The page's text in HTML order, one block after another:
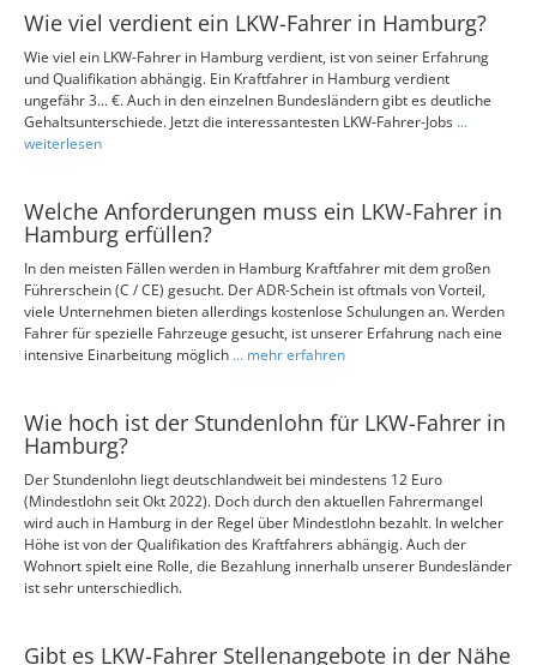
Wie viel verdient ein LKW-Fahrer in Hamburg?
Wie viel ein LKW-Fahrer in Hamburg verdient, ist von seiner Erfahrung
und Qualifikation abhängig. Ein Kraftfahrer in Hamburg verdient
ungefähr 3... €. Auch in den einzelnen Bundesländern gibt es deutliche
Gehaltsunterschiede. Jetzt die interessantesten LKW-Fahrer-Jobs ...
weiterlesen
Welche Anforderungen muss ein LKW-Fahrer in
Hamburg erfüllen?
In den meisten Fällen werden in Hamburg Kraftfahrer mit dem großen
Führerschein (C / CE) gesucht. Der ADR-Schein ist oftmals von Vorteil,
viele Unternehmen bieten allerdings kostenlose Schulungen an. Werden
Fahrer für spezielle Fahrzeuge gesucht, ist unserer Erfahrung nach eine
intensive Einarbeitung möglich ... mehr erfahren
Wie hoch ist der Stundenlohn für LKW-Fahrer in
Hamburg?
Der Stundenlohn liegt deutschlandweit bei mindestens 12 Euro
(Mindestlohn seit Okt 2022). Doch durch den aktuellen Fahrermangel
wird auch in Hamburg in der Regel über Mindestlohn bezahlt. In welcher
Höhe ist von der Qualifikation des Kraftfahrers abhängig. Auch der
Wohnort spielt eine Rolle, die Bezahlung innerhalb unserer Bundesländer
ist sehr unterschiedlich.
Gibt es LKW-Fahrer Stellenangebote in der Nähe